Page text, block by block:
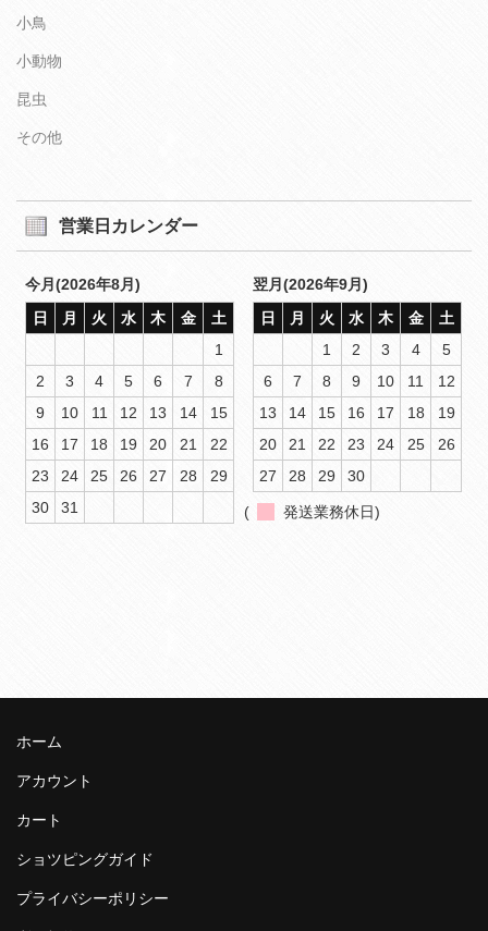
小鳥
小動物
昆虫
その他
営業日カレンダー
今月(2026年8月)
日
月 火 水 木 金
土
1
2
3 4 5 6 7
8
9
10 11 12 13 14
15
16
17 18 19 20 21
22
23
24 25 26 27 28
29
30
31
翌月(2026年9月)
日
月 火 水 木 金
土
1
2 3 4
5
6
7 8 9 10 11
12
13
14 15 16 17 18
19
20
21 22 23 24 25
26
27
28 29 30
( 発送業務休日)
ホーム
アカウント
カート
ショツピングガイド
プライバシーポリシー